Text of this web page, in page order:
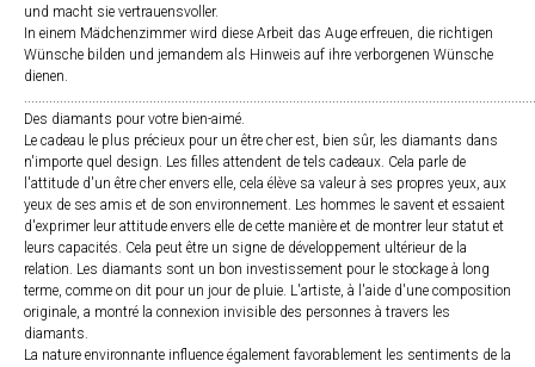
und macht sie vertrauensvoller.
In einem Mädchenzimmer wird diese Arbeit das Auge erfreuen, die richtigen
Wünsche bilden und jemandem als Hinweis auf ihre verborgenen Wünsche
dienen.
Des diamants pour votre bien-aimé.
Le cadeau le plus précieux pour un être cher est, bien sûr, les diamants dans
n'importe quel design. Les filles attendent de tels cadeaux. Cela parle de
l'attitude d'un être cher envers elle, cela élève sa valeur à ses propres yeux, aux
yeux de ses amis et de son environnement. Les hommes le savent et essaient
d'exprimer leur attitude envers elle de cette manière et de montrer leur statut et
leurs capacités. Cela peut être un signe de développement ultérieur de la
relation. Les diamants sont un bon investissement pour le stockage à long
terme, comme on dit pour un jour de pluie. L'artiste, à l'aide d'une composition
originale, a montré la connexion invisible des personnes à travers les
diamants.
La nature environnante influence également favorablement les sentiments de la